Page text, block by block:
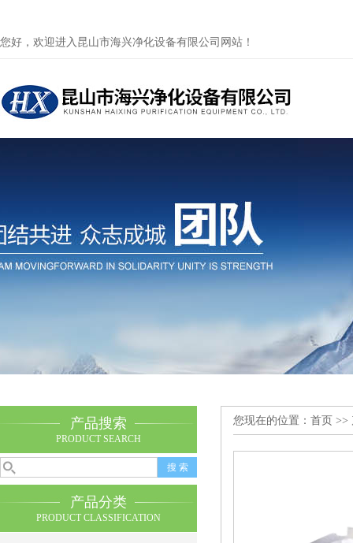
您好，欢迎进入昆山市海兴净化设备有限公司网站！
产品搜索
PRODUCT SEARCH
产品分类
PRODUCT CLASSIFICATION
您现在的位置： 首页 >>